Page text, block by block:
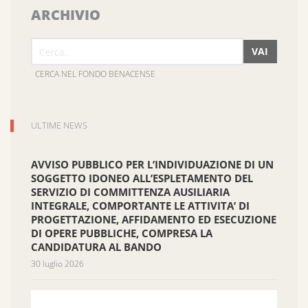
ARCHIVIO
VAI
CERCA NEL FONDO BENACENSE
ULTIME NEWS
AVVISO PUBBLICO PER L’INDIVIDUAZIONE DI UN
SOGGETTO IDONEO ALL’ESPLETAMENTO DEL
SERVIZIO DI COMMITTENZA AUSILIARIA
INTEGRALE, COMPORTANTE LE ATTIVITA’ DI
PROGETTAZIONE, AFFIDAMENTO ED ESECUZIONE
DI OPERE PUBBLICHE, COMPRESA LA
CANDIDATURA AL BANDO
30 luglio 2026